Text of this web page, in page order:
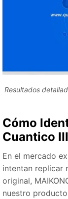
Resultados
Cómo
Cuantico
En el mercado
intentan replicar
original,
nuestro